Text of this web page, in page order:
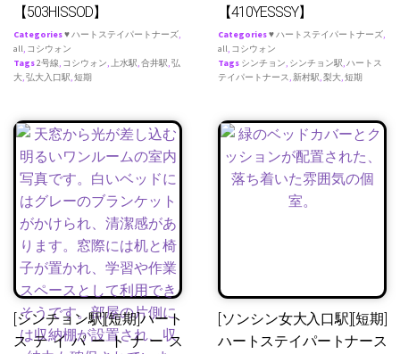
【503HISSOD】
Categories♥ ハートステイパートナーズ,
all, コシウォン
Tags2号線, コシウォン, 上水駅,合井駅,弘
大,弘大入口駅,短期
【410YESSSY】
Categories♥ ハートステイパートナーズ,
all, コシウォン
Tags シンチョン, シンチョン駅,ハートス
テイパートナース,新村駅,梨大,短期
[シンチョン駅][短期]ハート
ステイパートナース
[ソンシン女大入口駅][短期]
ハートステイパートナース